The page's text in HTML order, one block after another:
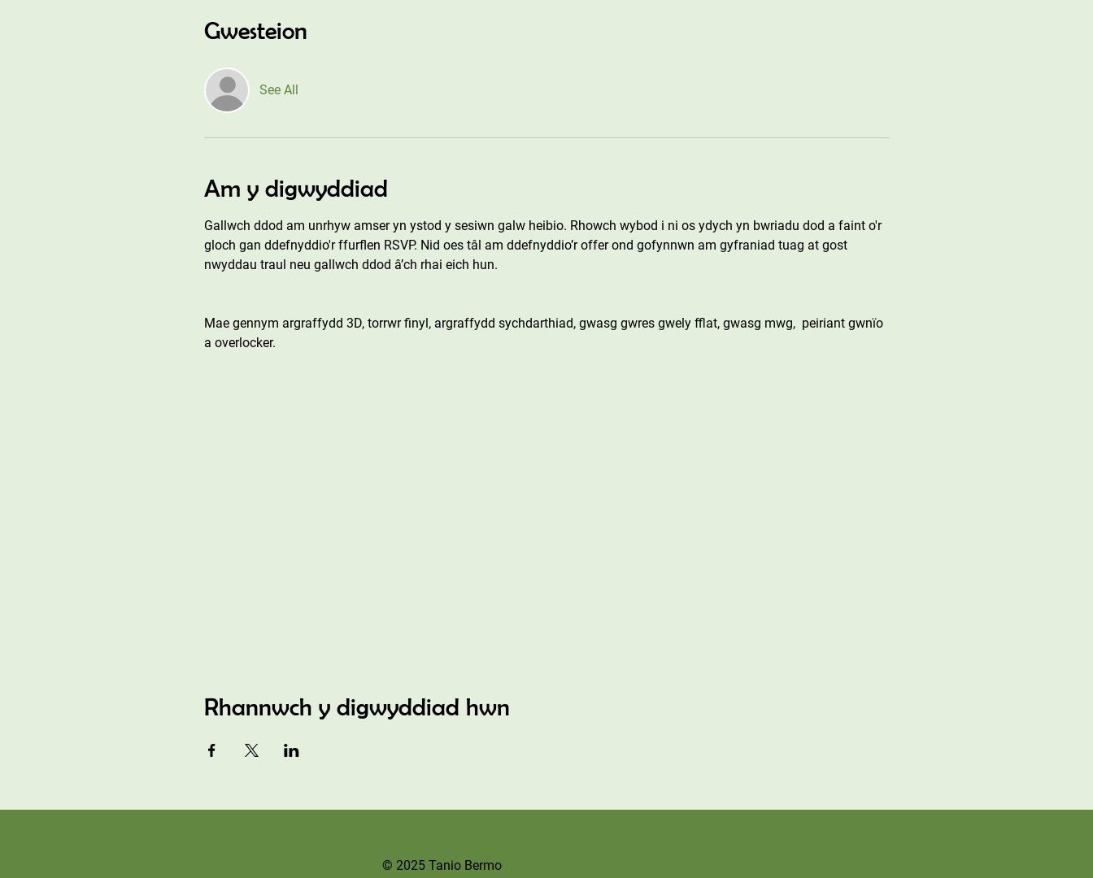
Gwesteion
See All
Am y digwyddiad
Gallwch ddod am unrhyw amser yn ystod y sesiwn galw heibio. Rhowch wybod i ni os ydych yn bwriadu dod a faint o'r
gloch gan ddefnyddio'r ffurflen RSVP. Nid oes tâl am ddefnyddio’r offer ond gofynnwn am gyfraniad tuag at gost
nwyddau traul neu gallwch ddod â’ch rhai eich hun.
Mae gennym argraffydd 3D, torrwr finyl, argraffydd sychdarthiad, gwasg gwres gwely fflat, gwasg mwg,  peiriant gwnïo
a overlocker.
Rhannwch y digwyddiad hwn
© 2025 Tanio Bermo